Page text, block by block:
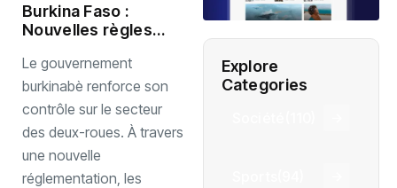
Burkina Faso :
Nouvelles règles
l’importation et la
vente des motos
Le gouvernement
burkinabè renforce son
contrôle sur le secteur
des deux-roues. À travers
une nouvelle
réglementation, les
Explore
Categories